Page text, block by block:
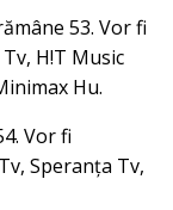
53. Vor fi
H!T Music
Hu.
Vor fi
Speranța Tv,